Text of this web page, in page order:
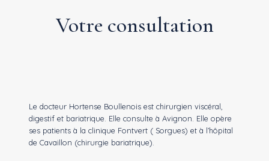
Votre consultation
Le docteur Hortense Boullenois est chirurgien viscéral,
digestif et bariatrique. Elle consulte à Avignon. Elle opère
ses patients à la clinique Fontvert ( Sorgues) et à l’hôpital
de Cavaillon (chirurgie bariatrique).